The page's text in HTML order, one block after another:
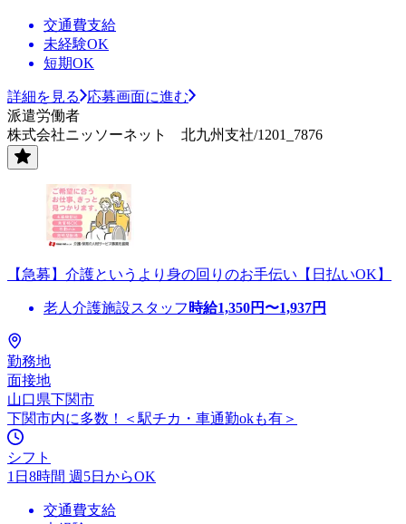
交通費支給
未経験OK
短期OK
詳細を見る
応募画面に進む
派遣労働者
株式会社ニッソーネット 北九州支社/1201_7876
【急募】介護というより身の回りのお手伝い【日払いOK】
老人介護施設スタッフ 時給1,350円〜1,937円
勤務地
面接地
山口県下関市
下関市内に多数！＜駅チカ・車通勤okも有＞
シフト
1日8時間 週5日からOK
交通費支給